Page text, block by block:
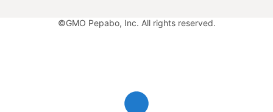
©GMO Pepabo, Inc. All rights reserved.